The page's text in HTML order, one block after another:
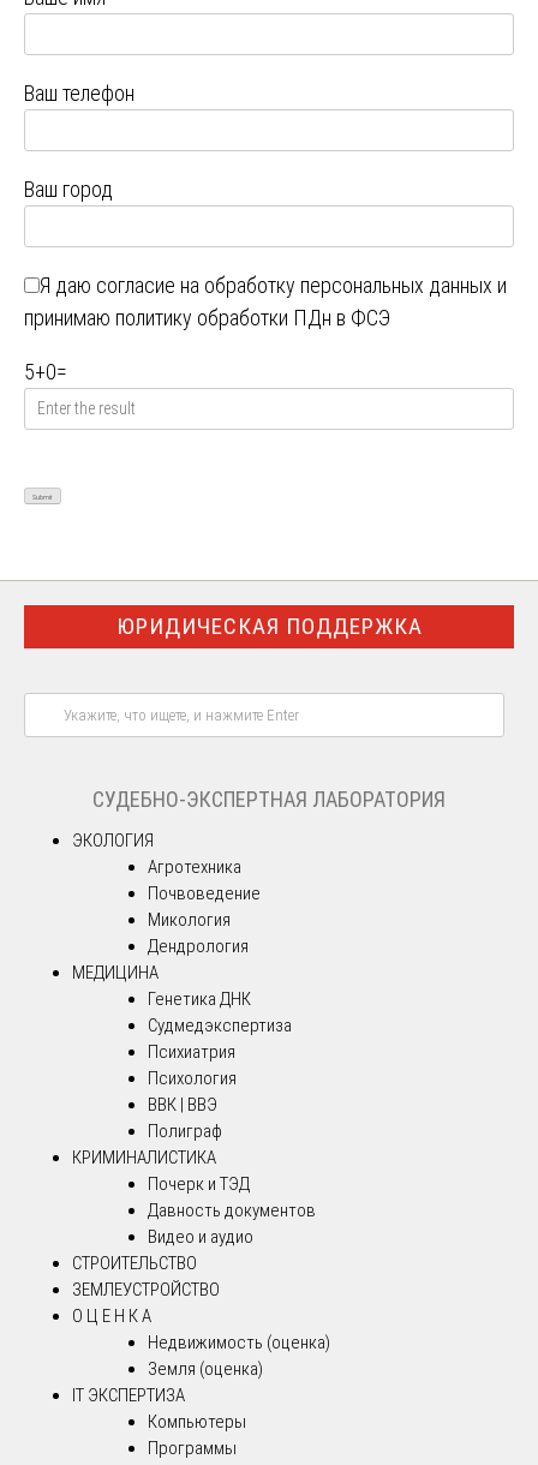
Ваш телефон
Ваш город
Я даю согласие на обработку персональных данных и
принимаю политику обработки ПДн в ФСЭ
5+0=
ЮРИДИЧЕСКАЯ ПОДДЕРЖКА
СУДЕБНО-ЭКСПЕРТНАЯ ЛАБОРАТОРИЯ
ЭКОЛОГИЯ
Агротехника
Почвоведение
Микология
Дендрология
МЕДИЦИНА
Генетика ДНК
Судмедэкспертиза
Психиатрия
Психология
ВВК | ВВЭ
Полиграф
КРИМИНАЛИСТИКА
Почерк и ТЭД
Давность документов
Видео и аудио
СТРОИТЕЛЬСТВО
ЗЕМЛЕУСТРОЙСТВО
О Ц Е Н К А
Недвижимость (оценка)
Земля (оценка)
IT ЭКСПЕРТИЗА
Компьютеры
Программы